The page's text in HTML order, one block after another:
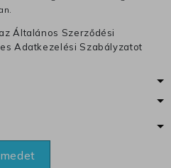
Általános Szerződési
Adatkezelési Szabályzatot